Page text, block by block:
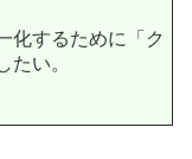
化するために「ク
たい。